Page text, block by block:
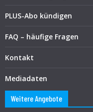
PLUS-Abo kündigen
FAQ – häufige Fragen
Kontakt
Mediadaten
Weitere Angebote